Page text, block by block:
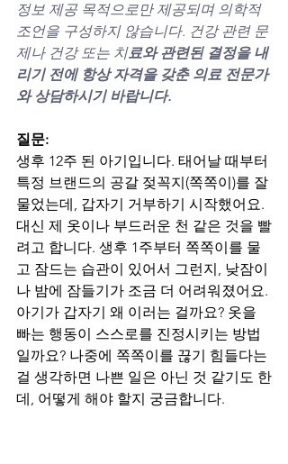
정보 제공 목적으로만 제공되며 의학적
조언을 구성하지 않습니다. 건강 관련 문
제나 건강 또는 치료와 관련된 결정을 내
리기 전에 항상 자격을 갖춘 의료 전문가
와 상담하시기 바랍니다.
질문:
생후 12주 된 아기입니다. 태어날 때부터
특정 브랜드의 공갈 젖꼭지(쪽쪽이)를 잘
물었는데, 갑자기 거부하기 시작했어요.
대신 제 옷이나 부드러운 천 같은 것을 빨
려고 합니다. 생후 1주부터 쪽쪽이를 물
고 잠드는 습관이 있어서 그런지, 낮잠이
나 밤에 잠들기가 조금 더 어려워졌어요.
아기가 갑자기 왜 이러는 걸까요? 옷을
빠는 행동이 스스로를 진정시키는 방법
일까요? 나중에 쪽쪽이를 끊기 힘들다는
걸 생각하면 나쁜 일은 아닌 것 같기도 한
데, 어떻게 해야 할지 궁금합니다.